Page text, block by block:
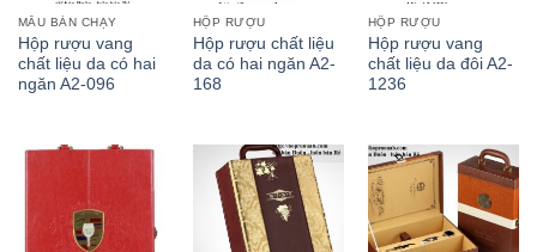
MẪU BÁN CHẠY
Hộp rượu vang
chất liệu da có hai
ngăn A2-096
HỘP RƯỢU
Hộp rượu chất liệu
da có hai ngăn A2-
168
HỘP RƯỢU
Hộp rượu vang
chất liệu da đôi A2-
1236